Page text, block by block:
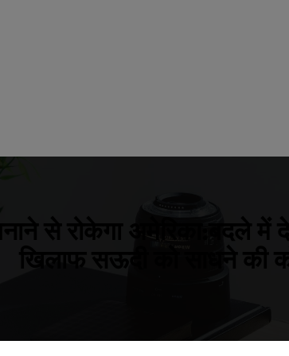
से रोकेगा अमेरिका:बदले में